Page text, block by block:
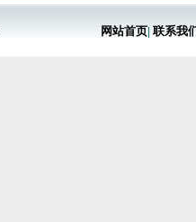
网站首页| 联系我